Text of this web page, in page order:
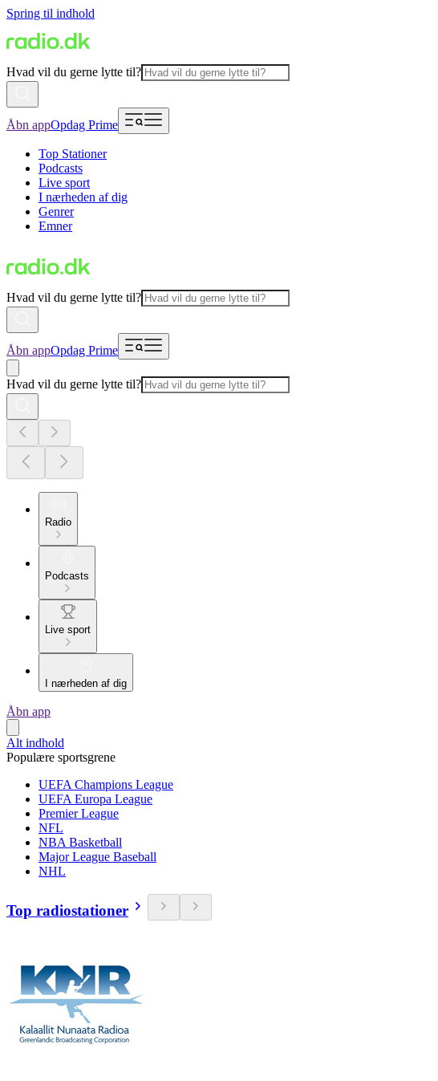
Spring til indhold
Hvad vil du gerne lytte til?
Åbn appOpdag Prime
Top Stationer
Podcasts
Live sport
I nærheden af dig
Genrer
Emner
Hvad vil du gerne lytte til?
Åbn appOpdag Prime
Hvad vil du gerne lytte til?
Radio
Podcasts
Live sport
I nærheden af dig
Åbn app
Alt indhold
Populære sportsgrene
UEFA Champions League
UEFA Europa League
Premier League
NFL
NBA Basketball
Major League Baseball
NHL
Top radiostationer